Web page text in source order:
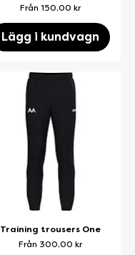
Från150,00 kr
Reapris
Lägg i kundvagn
Training trousers One
Från 300,00 kr
Reapris